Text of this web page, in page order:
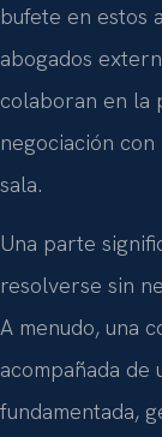
bufete en estos
abogados
colaboran en la
negociación
sala.
Una parte
resolverse sin
A menudo, una
acompañada de
fundamentada,